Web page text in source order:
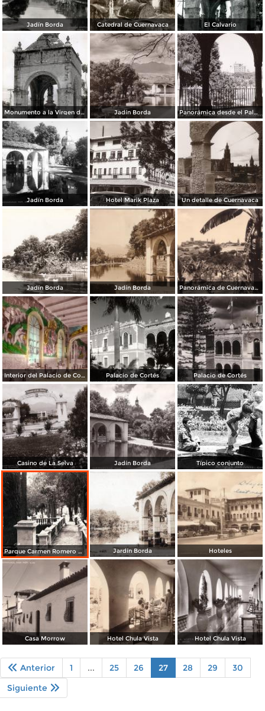
Jadín Borda Catedral de Cuernavaca El Calvario
Monumento a la Virgen de Guadalupe Jadín Borda Panorámica desde el Palacio de Cortés
Jadín Borda Hotel Marik Plaza Un detalle de Cuernavaca
Jadín Borda Jadín Borda Panorámica de Cuernavaca
Interior del Palacio de Cortés Palacio de Cortés Palacio de Cortés
Casino de La Selva Jadín Borda Típico conjunto
Parque Carmen Romero Rubio. Col. E. Viveros Jardín Borda Hoteles
Casa Morrow Hotel Chula Vista Hotel Chula Vista
Anterior 1 ... 25 26 27 28 29
30
Siguiente